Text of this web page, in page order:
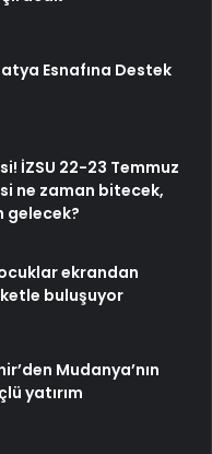
Esnafına Destek
İZSU 22-23 Temmuz
ne zaman bitecek,
gelecek?
ekrandan
buluşuyor
Mudanya’nın
yatırım